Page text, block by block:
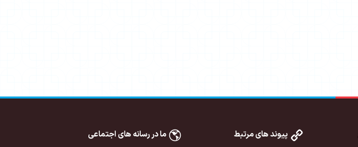
پیوند های مرتبط ما در رسانه های اجتماعی